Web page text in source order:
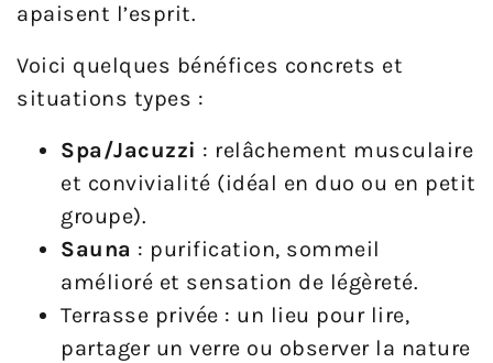
apaisent l’esprit.
Voici quelques bénéfices concrets et
situations types :
Spa/Jacuzzi : relâchement musculaire
et convivialité (idéal en duo ou en petit
groupe).
Sauna : purification, sommeil
amélioré et sensation de légèreté.
Terrasse privée : un lieu pour lire,
partager un verre ou observer la nature